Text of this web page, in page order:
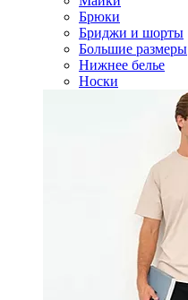
Брюки
Бриджи и шорты
Большие размеры
Нижнее белье
Носки